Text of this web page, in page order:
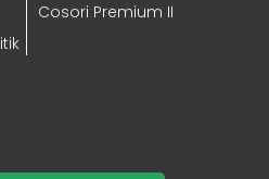
Cosori Premium II